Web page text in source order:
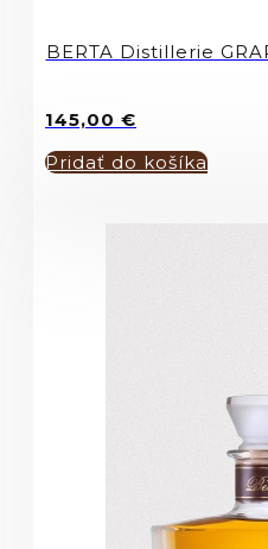
BERTA Distillerie
145,00 €
Pridať do košíka